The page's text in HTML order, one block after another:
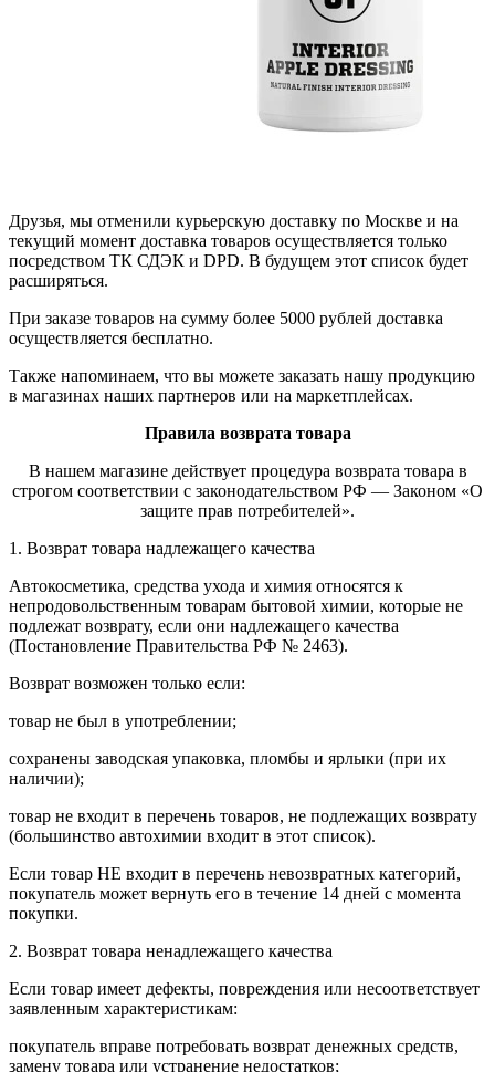
Друзья, мы отменили курьерскую доставку по Москве и на
текущий момент доставка товаров осуществляется только
посредством ТК СДЭК и DPD. В будущем этот список будет
расширяться.
При заказе товаров на сумму более 5000 рублей доставка
осуществляется бесплатно.
Также напоминаем, что вы можете заказать нашу продукцию
в магазинах наших партнеров или на маркетплейсах.
Правила возврата товара
В нашем магазине действует процедура возврата товара в
строгом соответствии с законодательством РФ — Законом «О
защите прав потребителей».
1. Возврат товара надлежащего качества
Автокосметика, средства ухода и химия относятся к
непродовольственным товарам бытовой химии, которые не
подлежат возврату, если они надлежащего качества
(Постановление Правительства РФ № 2463).
Возврат возможен только если:
товар не был в употреблении;
сохранены заводская упаковка, пломбы и ярлыки (при их
наличии);
товар не входит в перечень товаров, не подлежащих возврату
(большинство автохимии входит в этот список).
Если товар НЕ входит в перечень невозвратных категорий,
покупатель может вернуть его в течение 14 дней с момента
покупки.
2. Возврат товара ненадлежащего качества
Если товар имеет дефекты, повреждения или несоответствует
заявленным характеристикам:
покупатель вправе потребовать возврат денежных средств,
замену товара или устранение недостатков;